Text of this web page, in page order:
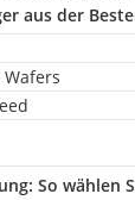
aus der
Wafers
: So wählen